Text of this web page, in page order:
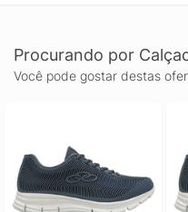
Procurando por
Você pode gostar destas